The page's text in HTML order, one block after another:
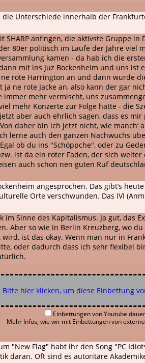
die Unterschiede innerhalb der
SHARP anfingen, die aktivste Gruppe
80er politisch im Laufe der Jahre viel
kamen - da hab ich die
mit ins Juz Bockenheim und uns ist
rote Harrington an und dann wurde
ne rote Jacke an, also kann der gar
mehr vermischt, uns
mehr Konzerte zur Folge hatte - die
aber auch ehrlich sagen, dass es
daher bin ich jetzt nicht, wie
lerne auch den ganzen Nachwuchs
ob du ins "Schöppche", oder zu
ist da ein roter Faden, der sich
auch schon nen guten Ruf
angesprochen. Das gibt’s
Orte verschwunden. Das IVI
Sinne des Kapitalismus. Ja gut, das
Aber so wie in Berlin Kreuzberg, wo
ist das okay. Wenn man nur in
oder dadurch dass ich sehr flexibel
Bitte hier klicken, um diese Einbettung
Einbettungen von Youtube
Mehr Infos, wie wir mit Einbettungen von
"New Flag" habt ihr den Song "PC
daran. Oft sind es autoritäre